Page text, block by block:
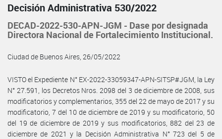
Decisión Administrativa 530/2022
DECAD-2022-530-APN-JGM - Dase por designada
Directora Nacional de Fortalecimiento Institucional.
Ciudad de Buenos Aires, 26/05/2022
VISTO el Expediente N° EX-2022-33059347-APN-SITSP#JGM, la Ley
N° 27.591, los Decretos Nros. 2098 del 3 de diciembre de 2008, sus
modificatorios y complementarios, 355 del 22 de mayo de 2017 y su
modificatorio, 7 del 10 de diciembre de 2019 y su modificatorio, 50
del 19 de diciembre de 2019 y sus modificatorios, 882 del 23 de
diciembre de 2021 y la Decisión Administrativa N° 723 del 5 de